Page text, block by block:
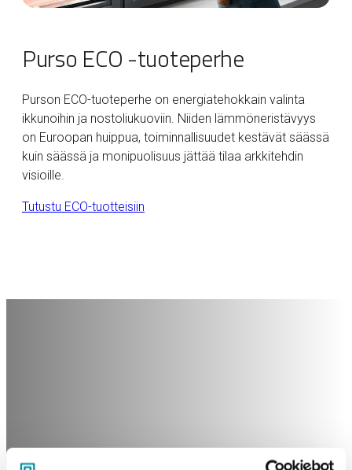
Purso ECO -tuoteperhe
Purson ECO-tuoteperhe on energiatehokkain valinta
ikkunoihin ja nostoliukuoviin. Niiden lämmöneristävyys
on Euroopan huippua, toiminnallisuudet kestävät säässä
kuin säässä ja monipuolisuus jättää tilaa arkkitehdin
visioille.
Tutustu ECO-tuotteisiin
Persoonallisuutta ja